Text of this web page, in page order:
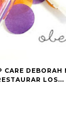
CARE DEBORAH
LOS...